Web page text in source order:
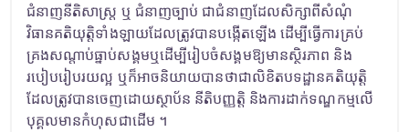
ជំនាញនីតិសាស្រ្ត ឬ ជំនាញច្បាប់ ជាជំនាញដែលសិក្សាពីសំណុំ
វិធានគតិយុត្តិទាំងឡាយដែលត្រូវបានបង្កើតឡើង ដើម្បីធ្វើការគ្រប់
គ្រងសណ្តាប់ធ្នាប់សង្គមឬដើម្បីរៀបចំសង្គមឱ្យមានស្ថិរភាព និង
របៀបរៀបរយល្អ ឬក៏អាចនិយាយបានថាជាលិខិតបទដ្ឋានគតិយុត្តិ
ដែលត្រូវបានចេញដោយស្ថាប័ន នីតិបញ្ញត្តិ និងការដាក់ទណ្ឌកម្មលើ
បុគ្គលមានកំហុសជាដើម ។